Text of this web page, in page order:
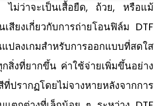
ม่ว่าจะเป็นเสื้อยืด, ถ้วย, หรือแม้
ยงเกี่ยวกับการถ่ายโอนฟิล์ม DTF
ปลงเกมสําหรับการออกแบบที่สดใส
สิ่งที่ยากขึ้น ค่าใช้จ่ายเพิ่มขึ้นอย่าง
รากฏโดยไม่จางหายหลังจากการ